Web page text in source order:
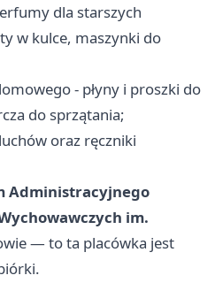
dla starszych
w kulce, maszynki do
- płyny i proszki do
do sprzątania;
oraz ręczniki
Administracyjnego
im.
— to ta placówka jest